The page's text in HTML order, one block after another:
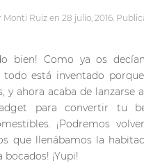
Monti Ruizen 28 julio, 2016.
bien! Como ya os
todo está inventado
y ahora acaba de lanzarse
para convertir tu
¡Podremos
que llenábamos la
bocados! ¡Yupi!